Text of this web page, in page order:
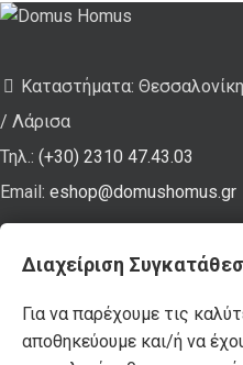
Καταστήματα:
/ Λάρισα
Τηλ.: (+30) 2310 47.43.03
Email: eshop@domushomus.gr
Διαχείριση
Για να παρέχουμε τις
αποθηκεύουμε και/ή να